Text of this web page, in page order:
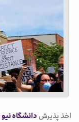
اخذ پذیرشدانشگاه